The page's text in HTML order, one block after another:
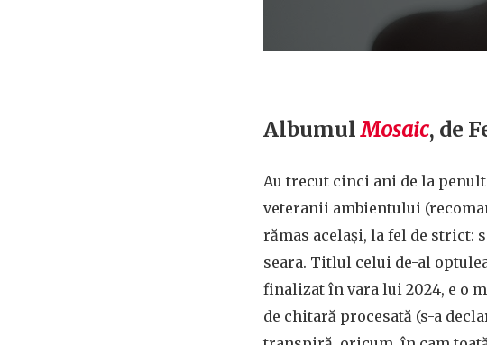
AlbumulMosaic, de
Au trecut cinci ani de la
veteranii ambientului
rămas același, la fel de strict:
seara. Titlul celui de-al
finalizat în vara lui 2024, e o
de chitară procesată (s-a